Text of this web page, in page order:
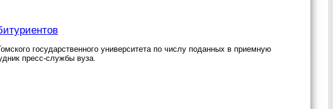
государственного университета по числу поданных в приемную
пресс-службы вуза.